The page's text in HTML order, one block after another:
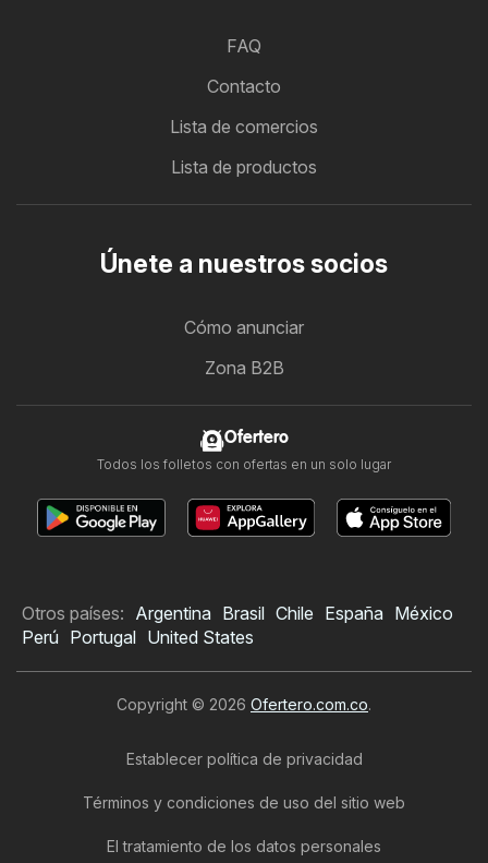
Folleto de Leonisa
FAQ
Contacto
Lista de comercios
Lista de productos
Únete a nuestros socios
Cómo anunciar
Zona B2B
Ofertero
Todos los folletos con ofertas en un solo lugar
Otros países: Argentina Brasil Chile España México
Perú Portugal United States
Copyright © 2026 Ofertero.com.co.
Establecer política de privacidad
Términos y condiciones de uso del sitio web
El tratamiento de los datos personales